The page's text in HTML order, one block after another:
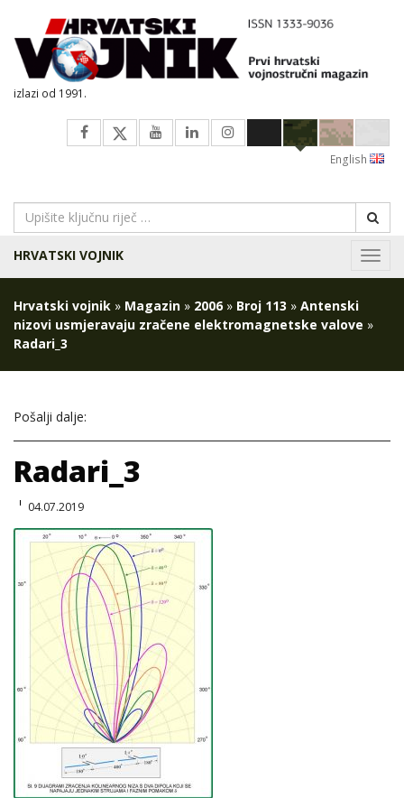
izlazi od 1991.
English
HRVATSKI VOJNIK
Hrvatski vojnik » Magazin » 2006 » Broj 113 » Antenski
nizovi usmjeravaju zračene elektromagnetske valove »
Radari_3
Pošalji dalje:
Radari_3
04.07.2019